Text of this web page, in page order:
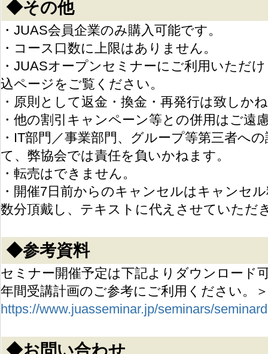
◆その他
・JUAS会員企業のみ購入可能です。
・コース口数に上限はありません。
・JUASオープンセミナーにご利用いただ
込ページをご覧ください。
・原則として返金・換金・再発行は致しか
・他の割引キャンペーン等との併用はご遠
・IT部門／事業部門、グループ等第三者へ
て、弊協会では責任を負いかねます。
・転売はできません。
・開催7日前からのキャンセルはキャンセ
数分頂戴し、テキストに代えさせていただ
◆参考資料
セミナー開催予定は下記よりダウンロード
年間受講計画のご参考にご利用ください。
https://www.juasseminar.jp/seminars/
◆お問い合わせ